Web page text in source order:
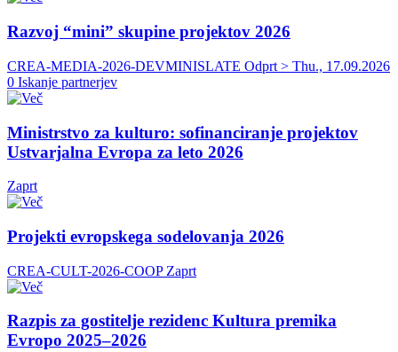
Razvoj “mini” skupine projektov 2026
CREA-MEDIA-2026-DEVMINISLATE Odprt > Thu., 17.09.2026
0 Iskanje partnerjev
Ministrstvo za kulturo: sofinanciranje projektov
Ustvarjalna Evropa za leto 2026
Zaprt
Projekti evropskega sodelovanja 2026
CREA-CULT-2026-COOP Zaprt
Razpis za gostitelje rezidenc Kultura premika
Evropo 2025–2026